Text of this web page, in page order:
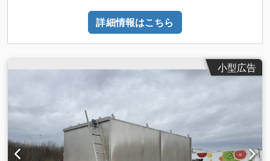
詳細情報はこちら
小型広告